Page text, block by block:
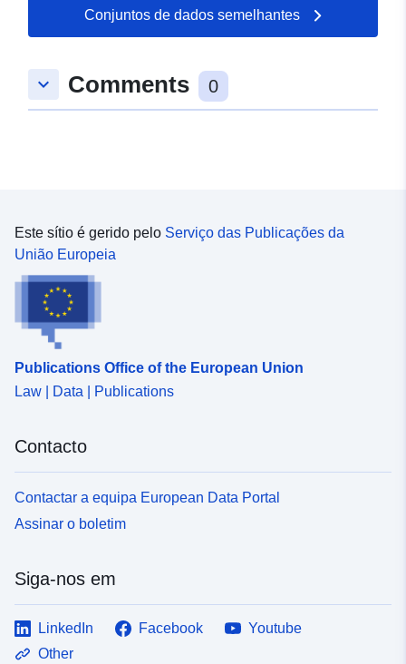
Conjuntos de dados semelhantes
keyboard_arrow_down Comments 0
Este sítio é gerido pelo Serviço das Publicações da
União Europeia
Publications Office of the European Union
Law | Data | Publications
Contacto
Contactar a equipa European Data Portal
Assinar o boletim
Siga-nos em
LinkedIn Facebook
Youtube
Other